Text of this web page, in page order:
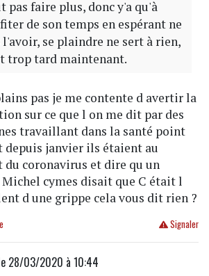
pas faire plus, donc y'a qu'à
de son temps en espérant ne
l'avoir, se plaindre ne sert à rien,
trop tard maintenant.
pas je me contente d avertir la
sur ce que l on me dit par des
travaillant dans la santé point
depuis janvier ils étaient au
du coronavirus et dire qu un
cymes disait que C était l
d une grippe cela vous dit rien ?
Signaler
28/03/2020 à 10:44